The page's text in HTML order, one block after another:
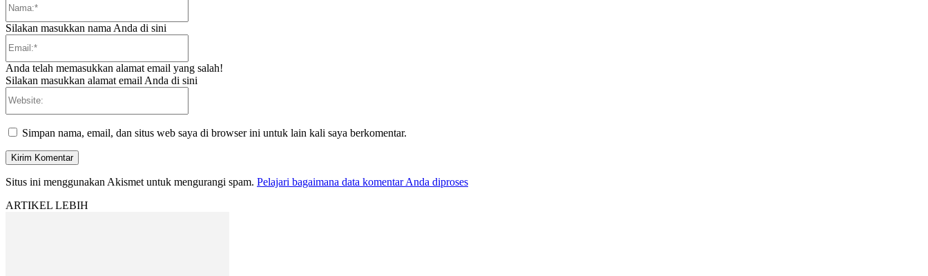
Silakan masukkan nama Anda di sini
Anda telah memasukkan alamat email yang salah!
Silakan masukkan alamat email Anda di sini
Simpan nama, email, dan situs web saya di browser ini untuk lain kali saya berkomentar.
Situs ini menggunakan Akismet untuk mengurangi spam. Pelajari bagaimana data komentar Anda diproses
ARTIKEL LEBIH